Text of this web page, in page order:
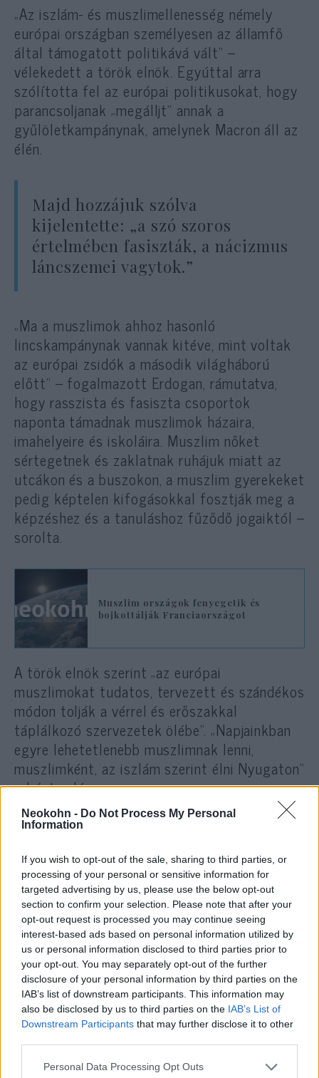
Neokohn - Do Not Process My Personal
Information
If you wish to opt-out of the sale, sharing to third parties, or
processing of your personal or sensitive information for
targeted advertising by us, please use the below opt-out
section to confirm your selection. Please note that after your
opt-out request is processed you may continue seeing
interest-based ads based on personal information utilized by
us or personal information disclosed to third parties prior to
your opt-out. You may separately opt-out of the further
disclosure of your personal information by third parties on the
IAB’s list of downstream participants. This information may
also be disclosed by us to third parties on the IAB’s List of
Downstream Participants that may further disclose it to other
Please note that this website/app uses one or more Google
Personal Data Processing Opt Outs
„Az iszlám- és muszlimellenesség némely
európai országban személyesen az államfő
által támogatott politikává vált” –
vélekedett a török elnök. Egyúttal arra
szólította fel az európai politikusokat, hogy
parancsoljanak „megálljt” annak a
gyűlöletkampánynak, amelynek Macron áll az
élén.
Majd hozzájuk szólva
kijelentette: „a szó szoros
értelmében fasiszták, a nácizmus
láncszemei vagytok.”
„Ma a muszlimok ahhoz hasonló
lincskampánynak vannak kitéve, mint voltak
az európai zsidók a második világháború
előtt” – fogalmazott Erdogan, rámutatva,
hogy rasszista és fasiszta csoportok
naponta támadnak muszlimok házaira,
imahelyeire és iskoláira. Muszlim nőket
sértegetnek és zaklatnak ruhájuk miatt az
utcákon és a buszokon, a muszlim gyerekeket
pedig képtelen kifogásokkal fosztják meg a
képzéshez és a tanuláshoz fűződő jogaiktól –
sorolta.
Muszlim országok fenyegetik és
bojkottálják Franciaországot
A török elnök szerint „az európai
muszlimokat tudatos, tervezett és szándékos
módon tolják a vérrel és erőszakkal
táplálkozó szervezetek ölébe”. „Napjainkban
egyre lehetetlenebb muszlimnak lenni,
muszlimként, az iszlám szerint élni Nyugaton”
– húzta alá.
Közben Mohammed Moussaoui, a legfőbb
elnöke kijelentette: Franciaországban nem
üldözik a muzulmánokat, s ezért arra
szólította fel a híveket, hogy védjék meg
hazájuk érdekeit a francia termékek
bojkottjának kampányaival szemben, amelyek
muzulmán országban indultak.
„Franciaország nagy ország, a
muzulmán állampolgárokat nem
üldözik, szabadon építenek